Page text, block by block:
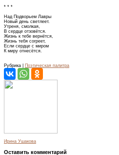
* * *
Над Подворьем Лавры
Новый день светлеет.
Утреня, смолкая,
В сердце отзовётся.
Жизнь к тебе вернётся,
Жизнь тебя согреет,
Если сердце с миром
К миру отнесётся.
Рубрика | Поэтическая палитра
Ирина Ушакова
Оставить комментарий